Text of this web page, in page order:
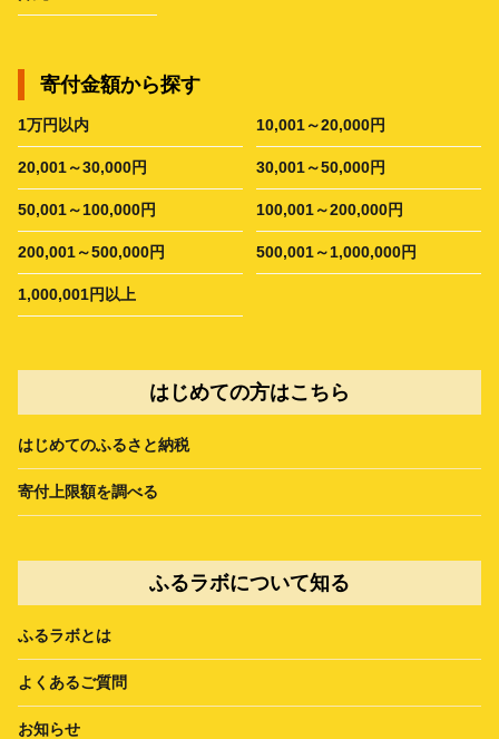
寄付金額から探す
1万円以内 10,001～20,000円
20,001～30,000円 30,001～50,000円
50,001～100,000円 100,001～200,000円
200,001～500,000円 500,001～1,000,000円
1,000,001円以上
はじめての方はこちら
はじめてのふるさと納税
寄付上限額を調べる
ふるラボについて知る
ふるラボとは
よくあるご質問
お知らせ